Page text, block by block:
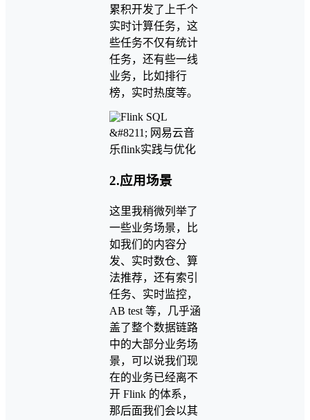
累积开发了上千个
实时计算任务，这
些任务不仅有统计
任务，还有些一线
业务，比如排行
榜，实时热度等。
2.应用场景
这里我稍微列举了
一些业务场景，比
如我们的内容分
发、实时数仓、算
法推荐，还有索引
任务、实时监控，
AB test 等，几乎涵
盖了整个数据链路
中的大部分业务场
景，可以说我们现
在的业务已经离不
开 Flink 的体系，
那后面我们会以其